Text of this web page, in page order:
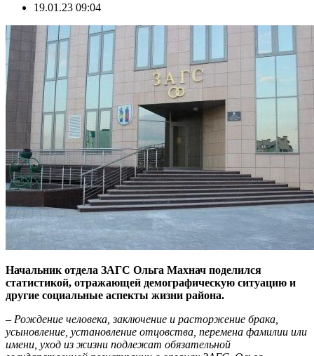
19.01.23 09:04
Начальник отдела ЗАГС Ольга Махнач поделился
статистикой, отражающей демографическую ситуацию и
другие социальные аспекты жизни района.
– Рождение человека, заключение и расторжение брака,
усыновление, установление отцовства, перемена фамилии или
имени, уход из жизни подлежат обязательной